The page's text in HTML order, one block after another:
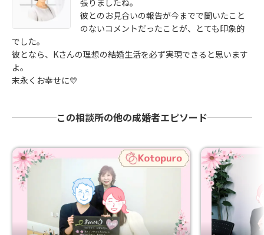
彼とのお見合いの報告が今までで聞いたこと
のないコメントだったことが、とても印象的
でした。
彼となら、Kさんの理想の結婚生活を必ず実現できると思います
よ。
末永くお幸せに💛
この相談所の他の成婚者エピソード